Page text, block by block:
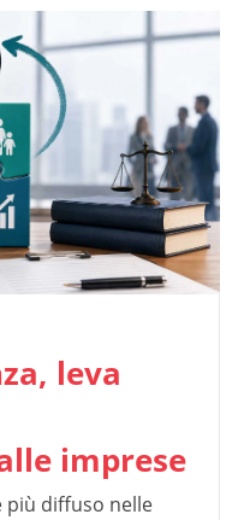
leva
imprese
più diffuso nelle